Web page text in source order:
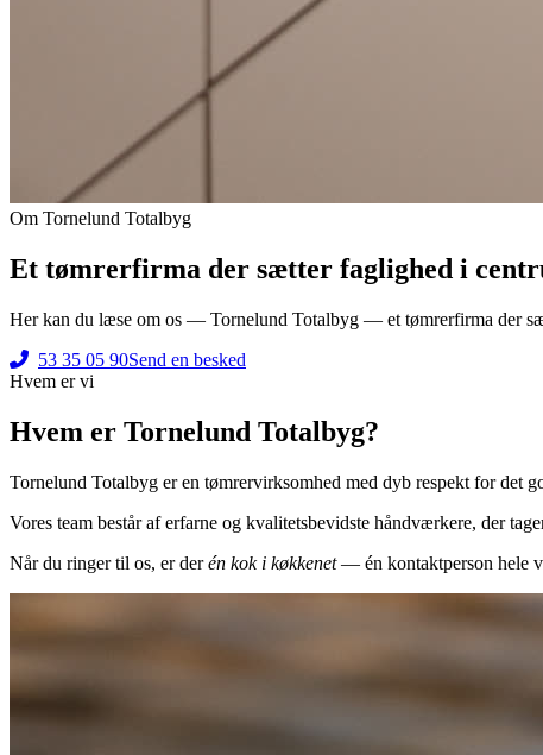
Om Tornelund Totalbyg
Et tømrerfirma der sætter faglighed i
Her kan du læse om os — Tornelund Totalbyg — et tømrerfirma der
53 35 05 90Send en besked
Hvem er vi
Hvem er Tornelund Totalbyg?
Tornelund Totalbyg er en tømrervirksomhed med dyb respekt for det
Vores team består af erfarne og kvalitetsbevidste håndværkere, der
Når du ringer til os, er derén kok i køkkenet— én kontaktperson hele